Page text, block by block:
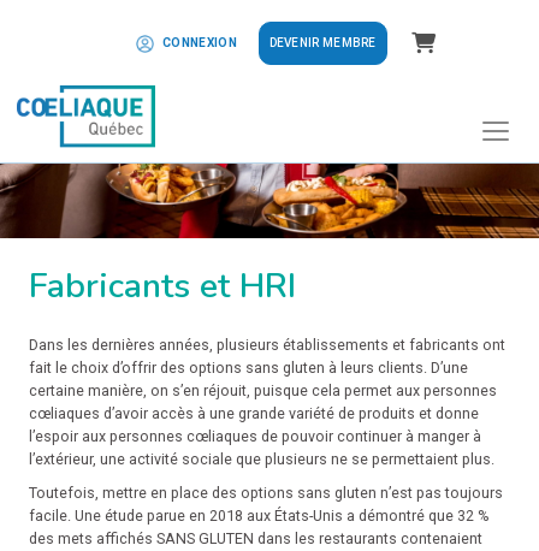
DEVENIR MEMBRE
CONNEXION Panier
Fabricants et HRI
Dans les dernières années, plusieurs établissements et fabricants ont
fait le choix d’offrir des options sans gluten à leurs clients. D’une
certaine manière, on s’en réjouit, puisque cela permet aux personnes
cœliaques d’avoir accès à une grande variété de produits et donne
l’espoir aux personnes cœliaques de pouvoir continuer à manger à
l’extérieur, une activité sociale que plusieurs ne se permettaient plus.
Toutefois, mettre en place des options sans gluten n’est pas toujours
facile. Une étude parue en 2018 aux États-Unis a démontré que 32 %
des mets affichés SANS GLUTEN dans les restaurants contenaient